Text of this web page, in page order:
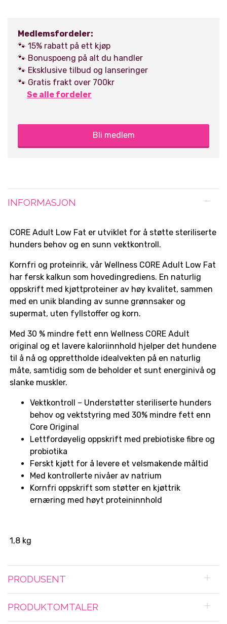
Medlemsfordeler:
🐾 15% rabatt på ett kjøp
🐾 Bonuspoeng på alt du handler
🐾 Eksklusive tilbud og lanseringer
🐾 Gratis frakt over 700kr
Se alle fordeler
Bli medlem
INFORMASJON
CORE Adult Low Fat er utviklet for å støtte steriliserte
hunders behov og en sunn vektkontroll.
Kornfri og proteinrik, vår Wellness CORE Adult Low Fat
har fersk kalkun som hovedingrediens. En naturlig
oppskrift med kjøttproteiner av høy kvalitet, sammen
med en unik blanding av sunne grønnsaker og
supermat, uten fyllstoffer og korn.
Med 30 % mindre fett enn Wellness CORE Adult
original og et lavere kaloriinnhold hjelper det hundene
til å nå og opprettholde idealvekten på en naturlig
måte, samtidig som de beholder et sunt energinivå og
slanke muskler.
Vektkontroll – Understøtter steriliserte hunders
behov og vektstyring med 30% mindre fett enn
Core Original
Lettfordøyelig oppskrift med prebiotiske fibre og
probiotika
Ferskt kjøtt for å levere et velsmakende måltid
Med kontrollerte nivåer av natrium
Kornfri oppskrift som støtter en kjøttrik
ernæring med høyt proteininnhold
1,8 kg
PRODUSENT
PRODUKTOMTALER